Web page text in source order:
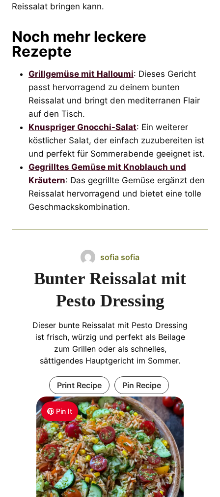
Reissalat bringen kann.
Noch mehr leckere
Rezepte
Grillgemüse mit Halloumi: Dieses Gericht
passt hervorragend zu deinem bunten
Reissalat und bringt den mediterranen Flair
auf den Tisch.
Knuspriger Gnocchi-Salat: Ein weiterer
köstlicher Salat, der einfach zuzubereiten ist
und perfekt für Sommerabende geeignet ist.
Gegrilltes Gemüse mit Knoblauch und
Kräutern: Das gegrillte Gemüse ergänzt den
Reissalat hervorragend und bietet eine tolle
Geschmackskombination.
Pin It
sofia sofia
Bunter Reissalat mit
Pesto Dressing
Dieser bunte Reissalat mit Pesto Dressing
ist frisch, würzig und perfekt als Beilage
zum Grillen oder als schnelles,
sättigendes Hauptgericht im Sommer.
Print Recipe Pin Recipe